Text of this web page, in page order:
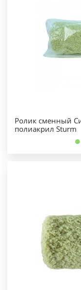
Ролик сменный
полиакрил Sturm